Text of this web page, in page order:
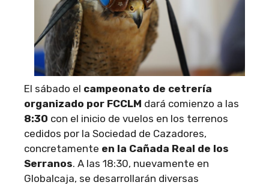
El sábado el campeonato de cetrería
organizado por FCCLM dará comienzo a las
8:30 con el inicio de vuelos en los terrenos
cedidos por la Sociedad de Cazadores,
concretamente en la Cañada Real de los
Serranos. A las 18:30, nuevamente en
Globalcaja, se desarrollarán diversas